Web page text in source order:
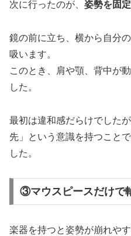
次に行ったのが、 姿勢を固
鏡の前に立ち、横から自分
吸います。
このとき、肩や顎、背中が
した。
最初は違和感だらけでした
先」という意識を持つこと
した。
③マウスピースだけで
楽器を持つと姿勢が崩れや